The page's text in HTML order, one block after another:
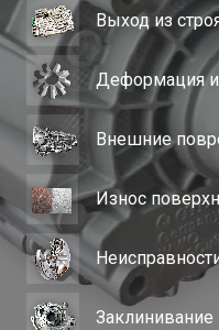
Выход из
Деформация
Внешние
Износ
Заклинивание